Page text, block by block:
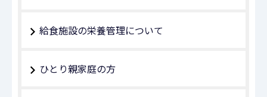
給食施設の栄養管理について
ひとり親家庭の方